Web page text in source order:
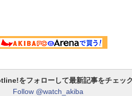
をフォローして最新記事をチェッ
Follow @watch_akiba